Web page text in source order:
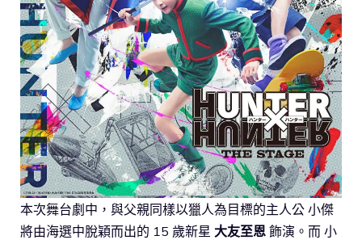
本次舞台劇中，與父親同樣以獵人為目標的主人公 小傑
將由海選中脫穎而出的 15 歲新星 大友至恩 飾演。而 小